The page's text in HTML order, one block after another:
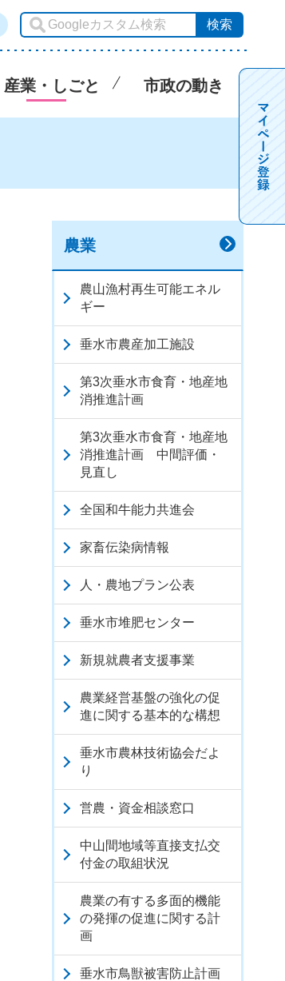
産業・しごと 市政の動き
農業
農山漁村再生可能エネル
ギー
垂水市農産加工施設
第3次垂水市食育・地産地
消推進計画
第3次垂水市食育・地産地
消推進計画 中間評価・
見直し
全国和牛能力共進会
家畜伝染病情報
人・農地プラン公表
垂水市堆肥センター
新規就農者支援事業
農業経営基盤の強化の促
進に関する基本的な構想
垂水市農林技術協会だよ
り
営農・資金相談窓口
中山間地域等直接支払交
付金の取組状況
農業の有する多面的機能
の発揮の促進に関する計
画
垂水市鳥獣被害防止計画